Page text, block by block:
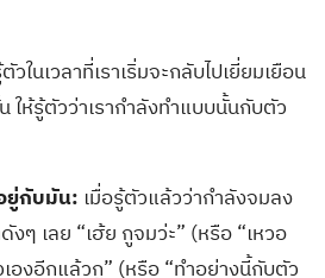
ในเวลาที่เราเริ่มจะกลับไปเยี่ยมเยือน
ให้รู้ตัวว่าเรากำลังทำแบบนั้นกับตัว
ยู่กับมัน: เมื่อรู้ตัวแล้วว่ากำลังจมลง
งๆ เลย “เฮ้ย กูจมว่ะ” (หรือ“เหวอ
องอีกแล้วกู” (หรือ“ทำอย่างนี้กับตัว